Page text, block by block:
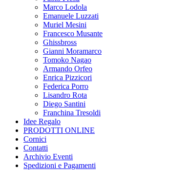
Marco Lodola
Emanuele Luzzati
Muriel Mesini
Francesco Musante
Ghissbross
Gianni Moramarco
Tomoko Nagao
Armando Orfeo
Enrica Pizzicori
Federica Porro
Lisandro Rota
Diego Santini
Franchina Tresoldi
Idee Regalo
PRODOTTI ONLINE
Cornici
Contatti
Archivio Eventi
Spedizioni e Pagamenti